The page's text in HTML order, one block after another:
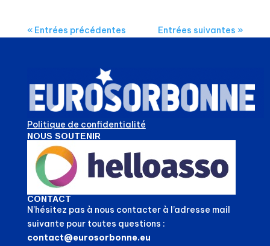
« Entrées précédentes Entrées suivantes »
Politique de confidentialité
NOUS SOUTENIR
CONTACT
N’hésitez pas à nous contacter à l’adresse mail
suivante pour toutes questions :
contact@eurosorbonne.eu